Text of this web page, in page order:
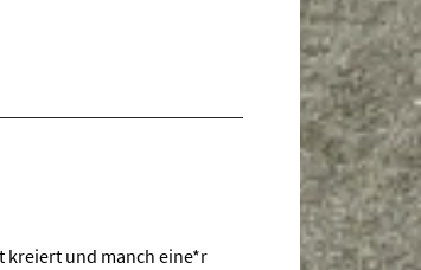
kreiert und manch eine*r